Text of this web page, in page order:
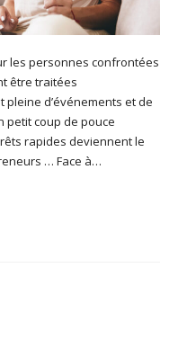
les personnes confrontées
être traitées
d’événements et de
petit coup de pouce
rapides deviennent le
… Face à…